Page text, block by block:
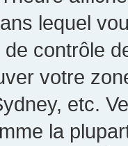
lequel
contrôle
votre
etc.
la